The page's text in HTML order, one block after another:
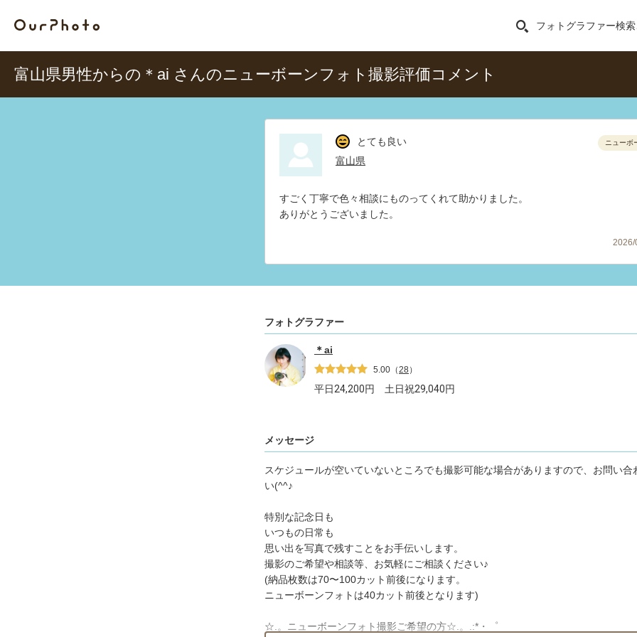
フォトグラファー検索
富山県男性からの＊ai さんのニューボーンフォト撮影評価コメント
とても良い
富山県
ニューボ
すごく丁寧で色々相談にものってくれて助かりました。
ありがとうございました。
2026/
フォトグラファー
＊ai
5.00 （28）
平日24,200円 土日祝29,040円
メッセージ
スケジュールが空いていないところでも撮影可能な場合がありますので、お問い合
い(^^♪
特別な記念日も
いつもの日常も
思い出を写真で残すことをお手伝いします。
撮影のご希望や相談等、お気軽にご相談ください♪
(納品枚数は70〜100カット前後になります。
ニューボーンフォトは40カット前後となります)
☆.。ニューボーンフォト撮影ご希望の方☆.。.:*・゜